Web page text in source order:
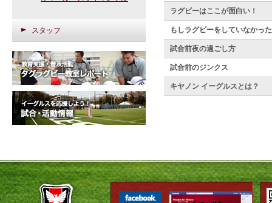
スタッフ
ラグビーはここが面白い！
もしラグビーをしていなかっ
試合前夜の過ごし方
試合前のジンクス
キヤノン イーグルスとは？